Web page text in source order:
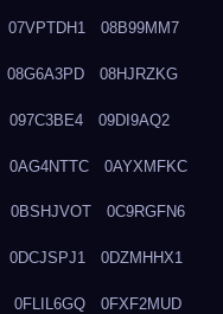
07VPTDH1 08B99MM7
08G6A3PD 08HJRZKG
097C3BE4 09DI9AQ2
0AG4NTTC 0AYXMFKC
0BSHJVOT 0C9RGFN6
0DCJSPJ1 0DZMHHX1
0FLIL6GQ 0FXF2MUD